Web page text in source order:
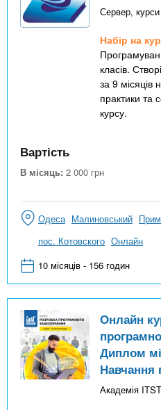
Сервер,
Набір на
класів.
за 9 місяців
практики та
курсу.
Вартість
В місяць: 2 000 грн
Одеса Малиновський
пос. Котовского Онлайн
10 місяців - 156 годин
Онлайн
Диплом
Навчання
Академія